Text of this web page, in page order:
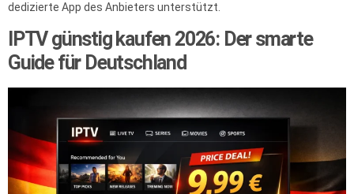
dedizierte App des Anbieters unterstützt.
IPTV günstig kaufen 2026: Der smarte
Guide für Deutschland